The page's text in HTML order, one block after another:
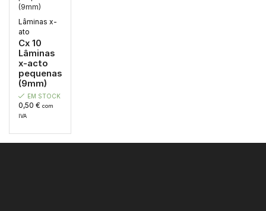
Lâminas x-
ato
Cx 10
Lâminas
x-acto
pequenas
(9mm)
EM STOCK
0,50 € com
IVA